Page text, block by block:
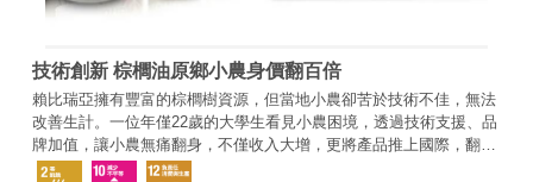
技術創新 棕櫚油原鄉小農身價翻百倍
賴比瑞亞擁有豐富的棕櫚樹資源，但當地小農卻苦於技術不佳，無法
改善生計。一位年僅22歲的大學生看見小農困境，透過技術支援、品
牌加值，讓小農無痛翻身，不僅收入大增，更將產品推上國際，翻轉
產業趨勢。